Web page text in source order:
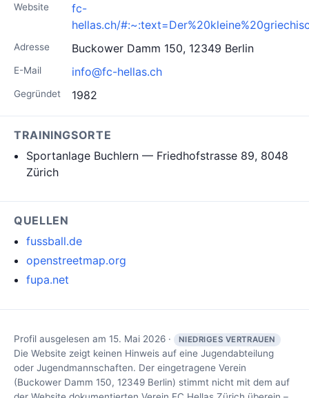
Website
fc-
hellas.ch/
Adresse Buckower Damm 150, 12349 Berlin
E-Mail info@fc-hellas.ch
Gegründet 1982
TRAININGSORTE
Sportanlage Buchlern — Friedhofstrasse 89, 8048
Zürich
QUELLEN
fussball.de
openstreetmap.org
fupa.net
Profil ausgelesen am 15. Mai 2026 · NIEDRIGES VERTRAUEN
Die Website zeigt keinen Hinweis auf eine Jugendabteilung
oder Jugendmannschaften. Der eingetragene Verein
(Buckower Damm 150, 12349 Berlin) stimmt nicht mit dem auf